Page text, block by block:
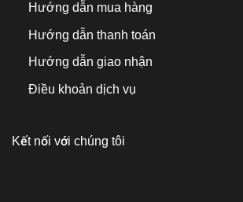
Hướng dẫn mua hàng
Hướng dẫn thanh toán
Hướng dẫn giao nhận
Điều khoản dịch vụ
Kết nối với chúng tôi